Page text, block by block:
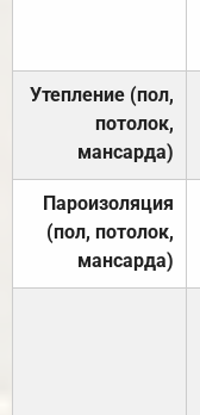
Утепление (пол,
потолок,
мансарда)
Пароизоляция
(пол, потолок,
мансарда)